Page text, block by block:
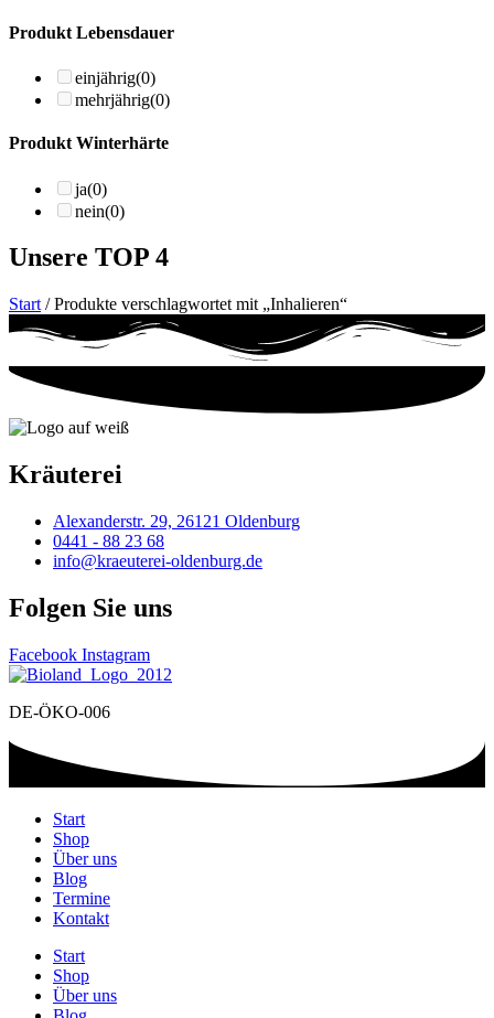
Produkt Lebensdauer
einjährig(0)
mehrjährig(0)
Produkt Winterhärte
ja(0)
nein(0)
Unsere TOP 4
Start / Produkte verschlagwortet mit „Inhalieren“
Kräuterei
Alexanderstr. 29, 26121 Oldenburg
0441 - 88 23 68
info@kraeuterei-oldenburg.de
Folgen Sie uns
Facebook Instagram
DE-ÖKO-006
Start
Shop
Über uns
Blog
Termine
Kontakt
Start
Shop
Über uns